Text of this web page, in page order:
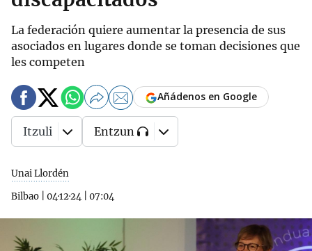
La federación quiere aumentar la presencia de sus
asociados en lugares donde se toman decisiones que
les competen
Unai Llordén
Bilbao
04·12·24 07:04
Añádenos en Google
Itzuli Entzun